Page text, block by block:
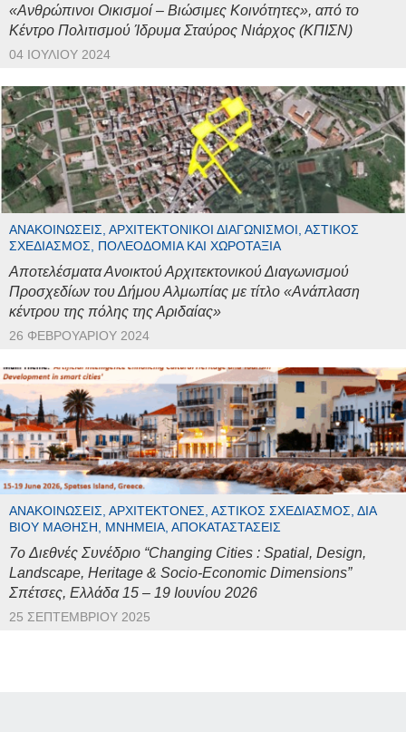
«Ανθρώπινοι Οικισμοί – Βιώσιμες Κοινότητες», από το
Κέντρο Πολιτισμού Ίδρυμα Σταύρος Νιάρχος (ΚΠΙΣΝ)
04 ΙΟΥΛΊΟΥ 2024
ΑΝΑΚΟΙΝΏΣΕΙΣ, ΑΡΧΙΤΕΚΤΟΝΙΚΟΊ ΔΙΑΓΩΝΙΣΜΟΊ, ΑΣΤΙΚΌΣ
ΣΧΕΔΙΑΣΜΌΣ, ΠΟΛΕΟΔΟΜΊΑ ΚΑΙ ΧΩΡΟΤΑΞΊΑ
Αποτελέσματα Ανοικτού Αρχιτεκτονικού Διαγωνισμού
Προσχεδίων του Δήμου Αλμωπίας με τίτλο «Ανάπλαση
κέντρου της πόλης της Αριδαίας»
26 ΦΕΒΡΟΥΑΡΊΟΥ 2024
ΑΝΑΚΟΙΝΏΣΕΙΣ, ΑΡΧΙΤΈΚΤΟΝΕΣ, ΑΣΤΙΚΌΣ ΣΧΕΔΙΑΣΜΌΣ, ΔΙΆ
ΒΊΟΥ ΜΆΘΗΣΗ, ΜΝΗΜΕΊΑ, ΑΠΟΚΑΤΑΣΤΆΣΕΙΣ
7o Διεθνές Συνέδριο “Changing Cities : Spatial, Design,
Landscape, Heritage & Socio-Economic Dimensions”
Σπέτσες, Ελλάδα 15 – 19 Ιουνίου 2026
25 ΣΕΠΤΕΜΒΡΊΟΥ 2025